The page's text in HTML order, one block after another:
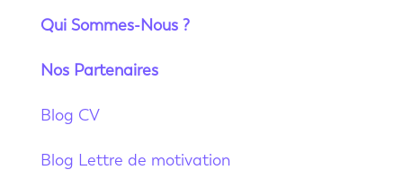
Qui Sommes-Nous ?
Nos Partenaires
Blog CV
Blog Lettre de motivation